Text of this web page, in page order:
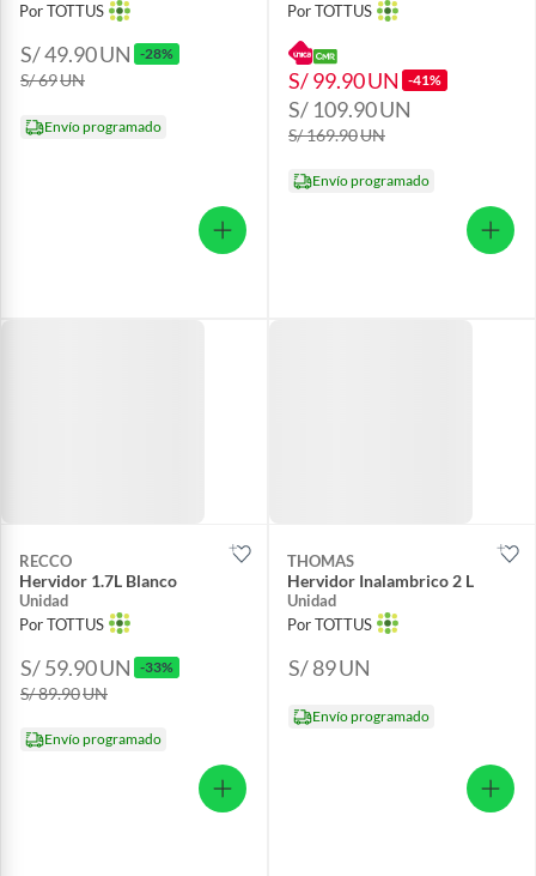
Por TOTTUS
S/ 49.90UN -28%
S/ 69UN
Envío programado
Por TOTTUS
S/ 99.90UN -41%
S/ 109.90UN
S/ 169.90UN
Envío programado
RECCO
Hervidor 1.7L Blanco
Unidad
Por TOTTUS
S/ 59.90UN -33%
S/ 89.90UN
Envío programado
THOMAS
Hervidor Inalambrico 2 L
Unidad
Por TOTTUS
S/ 89UN
Envío programado